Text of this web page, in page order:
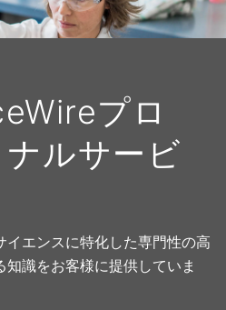
プロ
ルサービ
エンスに特化した専門性の高
識をお客様に提供していま